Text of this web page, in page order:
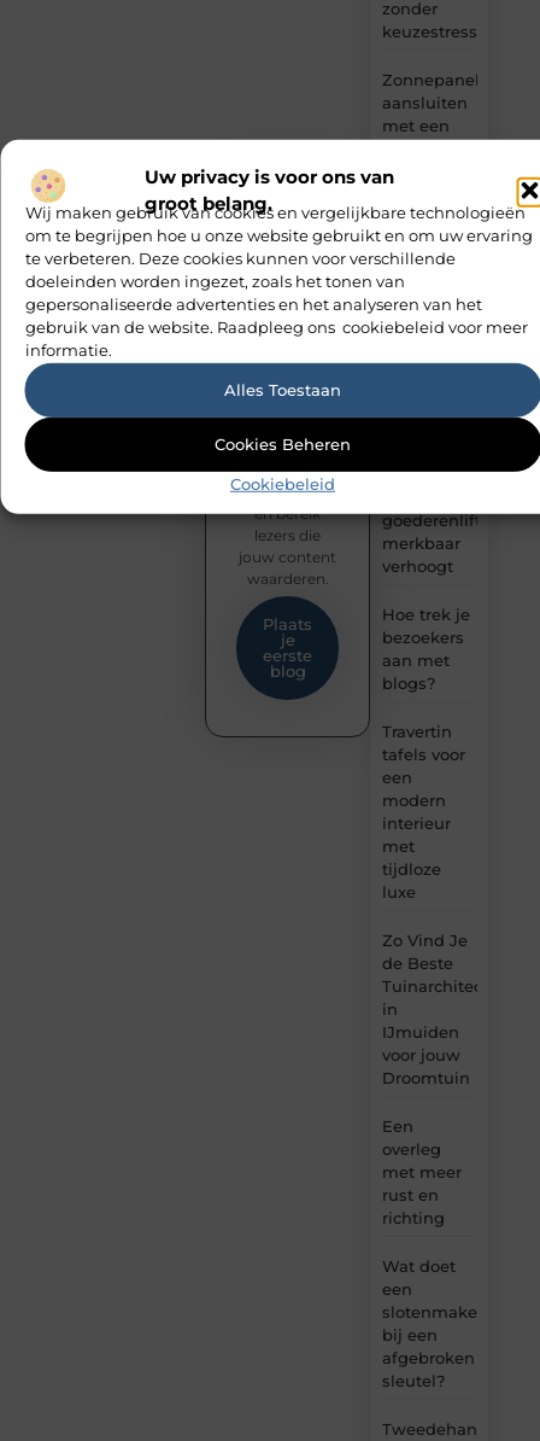
Uw privacy is voor ons van
groot belang.
Wij maken gebruik van cookies en vergelijkbare technologieën
om te begrijpen hoe u onze website gebruikt en om uw ervaring
te verbeteren. Deze cookies kunnen voor verschillende
doeleinden worden ingezet, zoals het tonen van
gepersonaliseerde advertenties en het analyseren van het
gebruik van de website. Raadpleeg ons cookiebeleid voor meer
informatie.
Alles Toestaan
Cookies Beheren
Cookiebeleid
zonder
keuzestress
Zonnepanelen
aansluiten
met een
in
De Perfecte
Gids voor
Vloerbedekking
in
Purmerend
efficiëntie
goederenlift
merkbaar
verhoogt
Hoe trek je
bezoekers
aan met
blogs?
Travertin
tafels voor
een
modern
interieur
met
tijdloze
luxe
Zo Vind Je
de Beste
Tuinarchitect
in
IJmuiden
voor jouw
Droomtuin
Een
overleg
met meer
rust en
richting
Wat doet
een
slotenmaker
bij een
afgebroken
sleutel?
Tweedehands
Jouw
ideeën
verdienen
een
publiek!
Heb je een
interessant
inzichten?
Deel ze op
ons platform
en bereik
lezers die
jouw content
waarderen.
Plaats
je
eerste
blog